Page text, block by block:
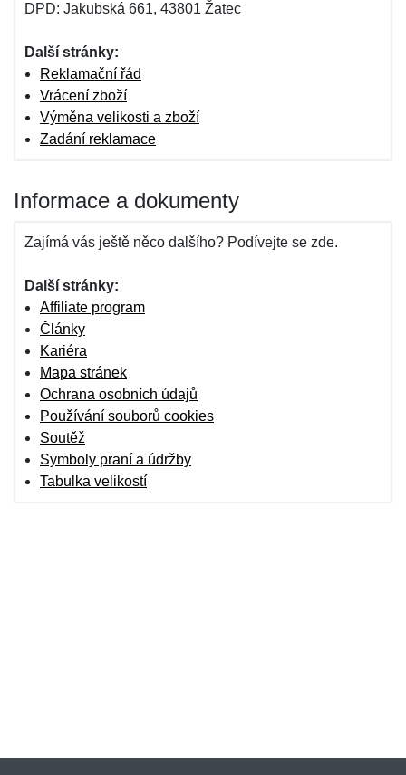
DPD: Jakubská 661, 43801 Žatec
Další stránky:
Reklamační řád
Vrácení zboží
Výměna velikosti a zboží
Zadání reklamace
Informace a dokumenty
Zajímá vás ještě něco dalšího? Podívejte se zde.
Další stránky:
Affiliate program
Články
Kariéra
Mapa stránek
Ochrana osobních údajů
Používání souborů cookies
Soutěž
Symboly praní a údržby
Tabulka velikostí